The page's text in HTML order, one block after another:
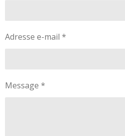
Adresse e-mail *
Message *